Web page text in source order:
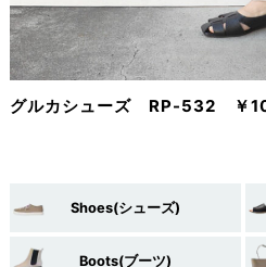
グルカシューズ RP-532 ￥